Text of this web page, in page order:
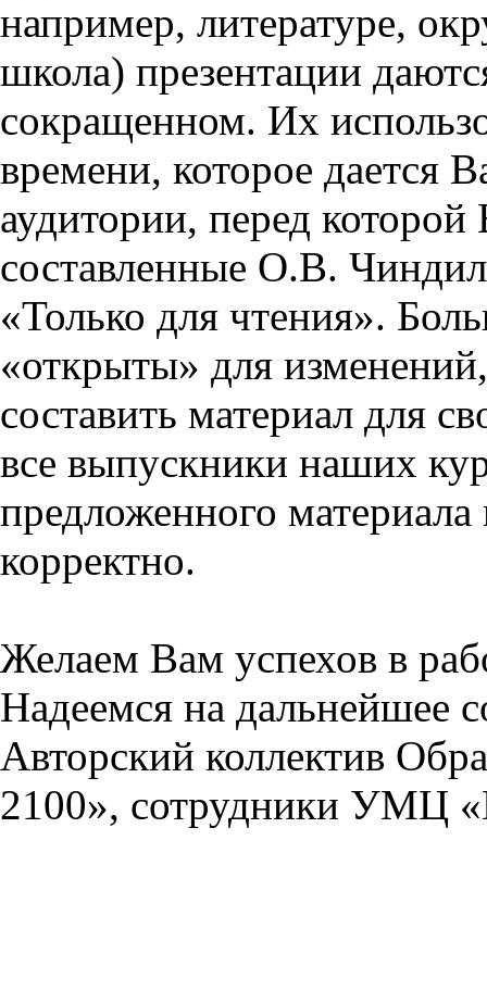
например, литературе,
школа) презентации
сокращенном. Их
времени, которое дается
аудитории, перед
составленные О.В.
«Только для чтения».
«открыты» для
составить материал для
все выпускники наших
предложенного
корректно.
Желаем Вам успехов в
Надеемся на дальнейшее
Авторский коллектив
2100», сотрудники УМЦ